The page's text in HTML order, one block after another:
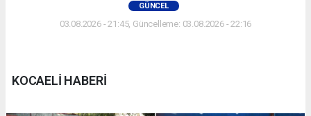
GÜNCEL
03.08.2026 - 21:45, Güncelleme: 03.08.2026 - 22:16
KOCAELİ HABERİ